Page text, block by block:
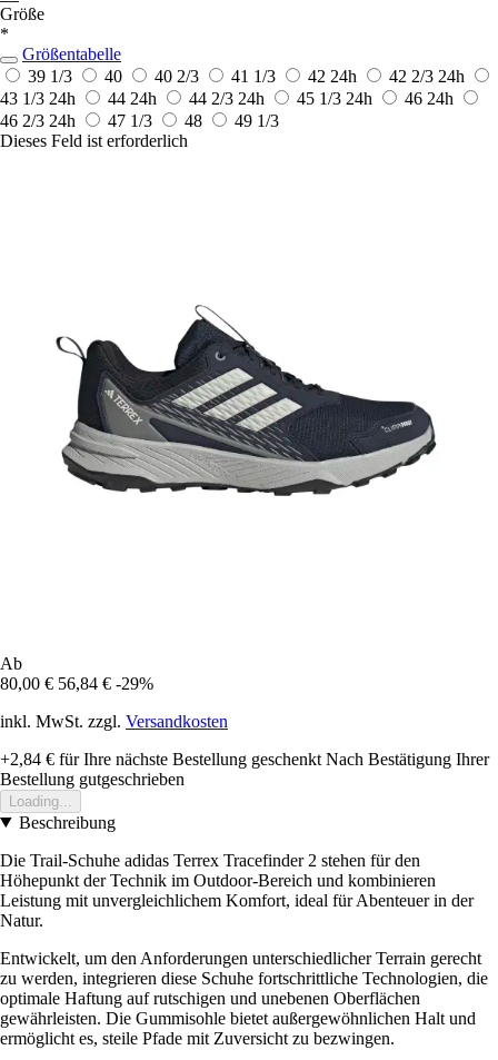
Größe
*
Größentabelle
39 1/3
40 40 2/3 41 1/3 42 24h 42 2/3 24h
43 1/3 24h 44 24h 44 2/3 24h 45 1/3 24h 46 24h
46 2/3 24h 47 1/3 48
49 1/3
Dieses Feld ist erforderlich
Ab
80,00 € 56,84 € -29%
inkl. MwSt. zzgl. Versandkosten
+2,84 € für Ihre nächste Bestellung geschenkt Nach Bestätigung Ihrer
Bestellung gutgeschrieben
Loading...
Beschreibung
Die Trail-Schuhe adidas Terrex Tracefinder 2 stehen für den
Höhepunkt der Technik im Outdoor-Bereich und kombinieren
Leistung mit unvergleichlichem Komfort, ideal für Abenteuer in der
Natur.
Entwickelt, um den Anforderungen unterschiedlicher Terrain gerecht
zu werden, integrieren diese Schuhe fortschrittliche Technologien, die
optimale Haftung auf rutschigen und unebenen Oberflächen
gewährleisten. Die Gummisohle bietet außergewöhnlichen Halt und
ermöglicht es, steile Pfade mit Zuversicht zu bezwingen.